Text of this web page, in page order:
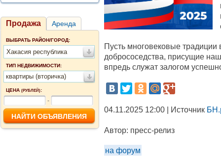
Продажа Аренда
ВЫБРАТЬ РАЙОН/ГОРОД:
Хакасия республика
ТИП НЕДВИЖИМОСТИ:
квартиры (вторичка)
ЦЕНА (РУБЛЕЙ):
-
Пусть многовековые
добрососедства, присущие
впредь служат залогом
04.11.2025 12:00 | Источник
Автор: пресс-релиз
на форум